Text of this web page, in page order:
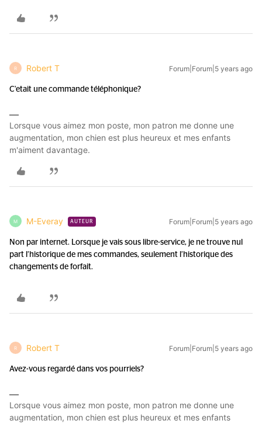
R Robert T Forum|Forum|5 years ago
C'etait une commande téléphonique?
Lorsque vous aimez mon poste, mon patron me donne une
augmentation, mon chien est plus heureux et mes enfants
m'aiment davantage.
M M-Everay AUTEUR Forum|Forum|5 years ago
Non par internet. Lorsque je vais sous libre-service, je ne trouve nul
part l’historique de mes commandes, seulement l’historique des
changements de forfait.
R Robert T Forum|Forum|5 years ago
Avez-vous regardé dans vos pourriels?
Lorsque vous aimez mon poste, mon patron me donne une
augmentation, mon chien est plus heureux et mes enfants